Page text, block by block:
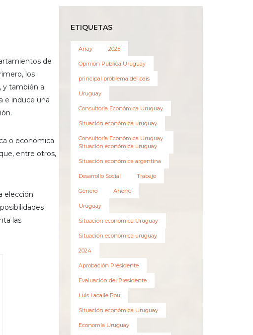
de
los
y también a
e induce una
o económica
entre otros,
elección
las
ETIQUETAS
Array 2025
Opinión Pública Uruguay
principal problema del país
Uruguay
Consultoría Económica Uruguay
Situación económica uruguay
Consultoría Económica Uruguay
Situación económica uruguay
Situación económica argentina
Desarrollo Social Trabajo
Género Ahorro
Uruguay
Situación económica Uruguay
Situación económica uruguay
2024
Aprobación Presidente
Evaluación del Presidente
Luis Lacalle Pou
Situación económica Uruguay
Economía Uruguay